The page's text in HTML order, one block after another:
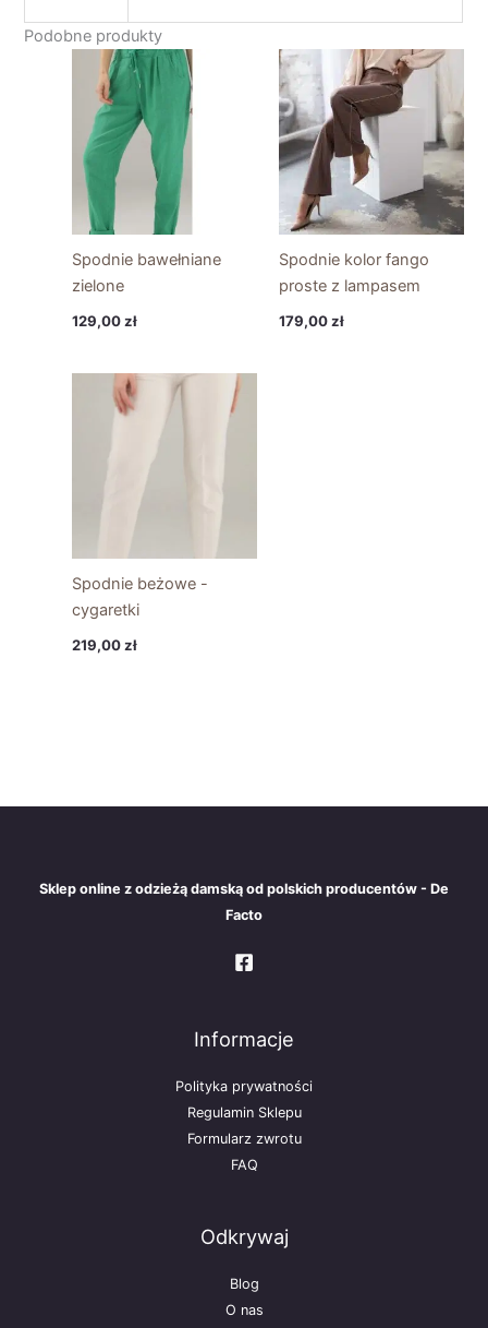
Podobne produkty
Spodnie bawełniane
zielone
129,00zł
Spodnie kolor fango
proste z lampasem
179,00zł
Spodnie beżowe -
cygaretki
219,00zł
Sklep online z odzieżą damską od polskich producentów - De
Facto
Informacje
Polityka prywatności
Regulamin Sklepu
Formularz zwrotu
FAQ
Odkrywaj
Blog
O nas